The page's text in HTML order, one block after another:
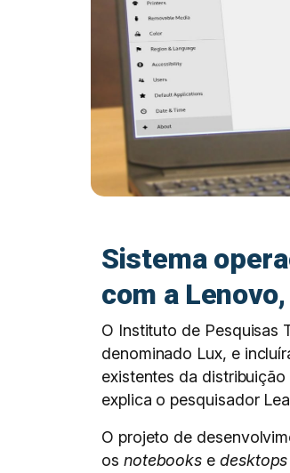
Sistema
com a
O Instituto de Pesquisas
denominado Lux, e
existentes da
explica o pesquisador
O projeto de
os notebooks e desktops